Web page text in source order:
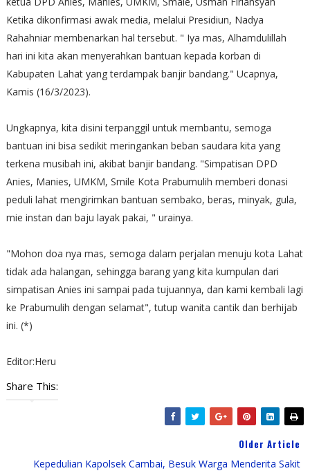
Ketika dikonfirmasi awak media, melalui Presidiun, Nadya
Rahahniar membenarkan hal tersebut. " Iya mas, Alhamdulillah
hari ini kita akan menyerahkan bantuan kepada korban di
Kabupaten Lahat yang terdampak banjir bandang." Ucapnya,
Kamis (16/3/2023).
Ungkapnya, kita disini terpanggil untuk membantu, semoga
bantuan ini bisa sedikit meringankan beban saudara kita yang
terkena musibah ini, akibat banjir bandang. "Simpatisan DPD
Anies, Manies, UMKM, Smile Kota Prabumulih memberi donasi
peduli lahat mengirimkan bantuan sembako, beras, minyak, gula,
mie instan dan baju layak pakai, " urainya.
"Mohon doa nya mas, semoga dalam perjalan menuju kota Lahat
tidak ada halangan, sehingga barang yang kita kumpulan dari
simpatisan Anies ini sampai pada tujuannya, dan kami kembali lagi
ke Prabumulih dengan selamat", tutup wanita cantik dan berhijab
ini. (*)
Editor:Heru
Share This:
Older Article
Kepedulian Kapolsek Cambai, Besuk Warga Menderita Sakit